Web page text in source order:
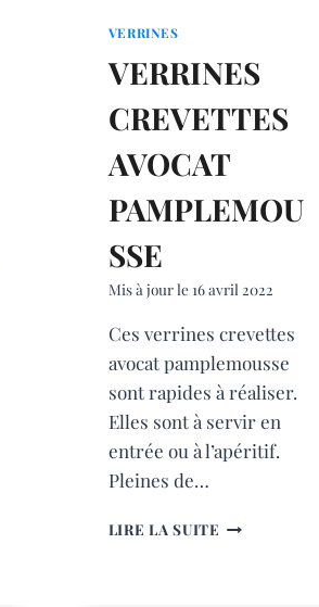
VERRINES
VERRINES
CREVETTES
AVOCAT
PAMPLEMOU
SSE
Mis à jour le 16 avril 2022
Ces verrines crevettes
avocat pamplemousse
sont rapides à réaliser.
Elles sont à servir en
entrée ou à l’apéritif.
Pleines de…
LIRE LA SUITE VERRINES